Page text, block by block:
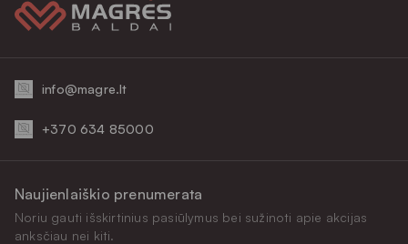
info@magre.lt
+370 634 85000
Naujienlaiškio prenumerata
Noriu gauti išskirtinius pasiūlymus bei sužinoti apie akcijas
anksčiau nei kiti.